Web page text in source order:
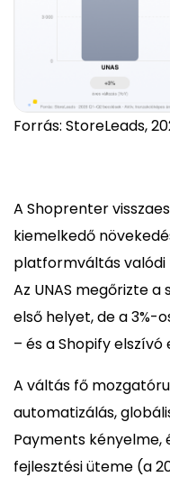
Forrás: StoreLeads,
A Shoprenter
kiemelkedő
platformváltás valódi
Az UNAS megőrizte
első helyet, de a 3%-
– és a Shopify elszívó
A váltás fő
automatizálás,
Payments kényelme,
fejlesztési üteme (a